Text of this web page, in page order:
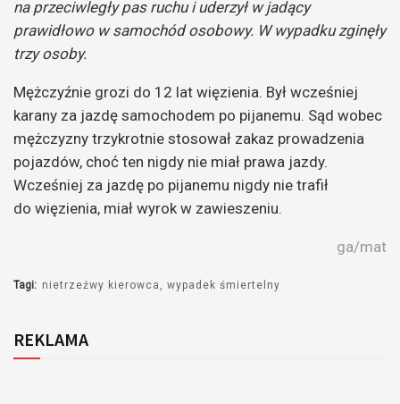
na przeciwległy pas ruchu i uderzył w jadący
prawidłowo w samochód osobowy. W wypadku zginęły
trzy osoby.
Mężczyźnie grozi do 12 lat więzienia. Był wcześniej
karany za jazdę samochodem po pijanemu. Sąd wobec
mężczyzny trzykrotnie stosował zakaz prowadzenia
pojazdów, choć ten nigdy nie miał prawa jazdy.
Wcześniej za jazdę po pijanemu nigdy nie trafił
do więzienia, miał wyrok w zawieszeniu.
ga/mat
Tagi: nietrzeźwy kierowca wypadek śmiertelny
REKLAMA